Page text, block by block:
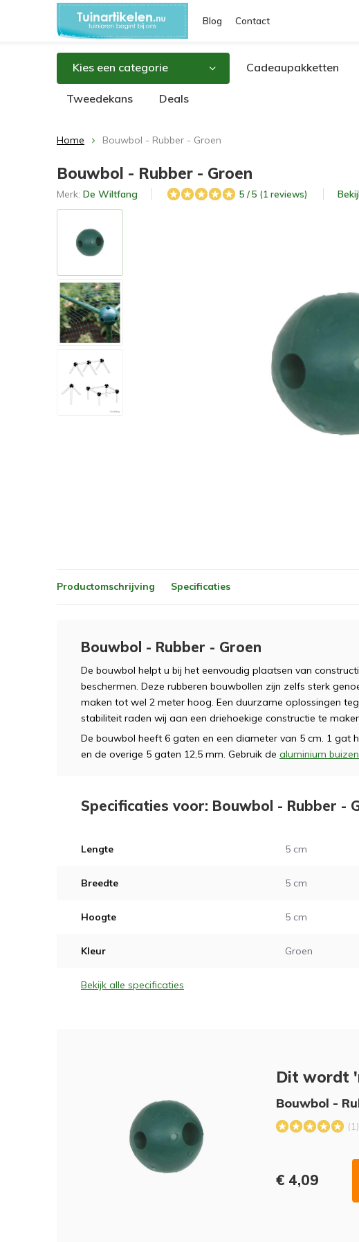
Blog Contact
Kies een categorie Cadeaupakketten
Tweedekans Deals
Home Bouwbol - Rubber - Groen
Bouwbol - Rubber - Groen
Merk: De Wiltfang 5 / 5 (1 reviews)
Productomschrijving Specificaties
Bouwbol - Rubber - Groen
De bouwbol helpt u bij het eenvoudig plaatsen van
beschermen. Deze rubberen bouwbollen zijn zelfs sterk
maken tot wel 2 meter hoog. Een duurzame oplossingen
stabiliteit raden wij aan een driehoekige constructie te
De bouwbol heeft 6 gaten en een diameter van 5 cm. 1 gat
en de overige 5 gaten 12,5 mm. Gebruik de aluminium buizen
Specificaties voor: Bouwbol - Rubber -
Lengte 5 cm
Breedte 5 cm
Hoogte 5 cm
Kleur Groen
Bekijk alle specificaties
Dit wordt
Bouwbol -
(1)
€ 4,09